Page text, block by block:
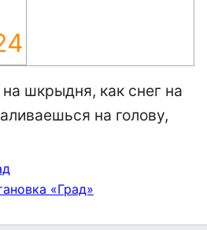
шкрыдня, как снег на
на голову,
«Град»